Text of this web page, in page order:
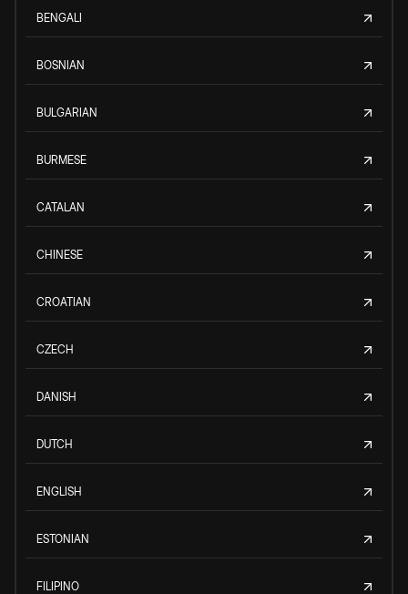
BENGALI
BOSNIAN
BULGARIAN
BURMESE
CATALAN
CHINESE
CROATIAN
CZECH
DANISH
DUTCH
ENGLISH
ESTONIAN
FILIPINO